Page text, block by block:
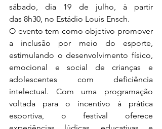
sábado, dia 19 de julho, à partir
das 8h30, no Estádio Louis Ensch.
O evento tem como objetivo promover
a inclusão por meio do esporte,
estimulando o desenvolvimento físico,
emocional e social de crianças e
adolescentes com deficiência
intelectual. Com uma programação
voltada para o incentivo à prática
esportiva, o festival oferece